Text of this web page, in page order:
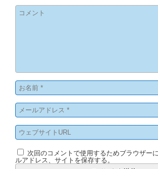
次回のコメントで使用するためブラウザー
ルアドレス、サイトを保存する。